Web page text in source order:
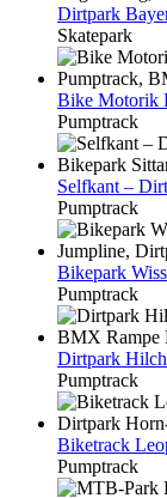
Dirtpark
Skatepark
Bike Motorik
Pumptrack
Selfkant –
Pumptrack
Bikepark
Pumptrack
Dirtpark
Pumptrack
Biketrack
Pumptrack